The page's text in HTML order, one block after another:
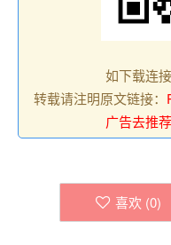
如下载连
转载请注明原文链接：
广告去推
喜欢 (0)